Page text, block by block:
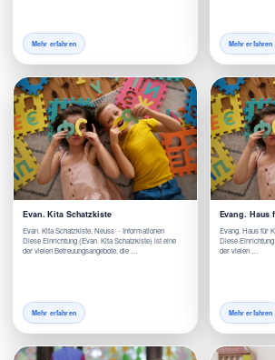
Mehr erfahren Mehr erfahren
Evan. Kita Schatzkiste
Evan. Kita Schatzkiste, Neuss - Informationen
Diese Einrichtung (Evan. Kita Schatzkiste) ist eine
der vielen Betreuungsangebote, die …
Mehr erfahren
Evang. Haus
Evang. Haus für
Diese
der vielen …
Mehr erfahren